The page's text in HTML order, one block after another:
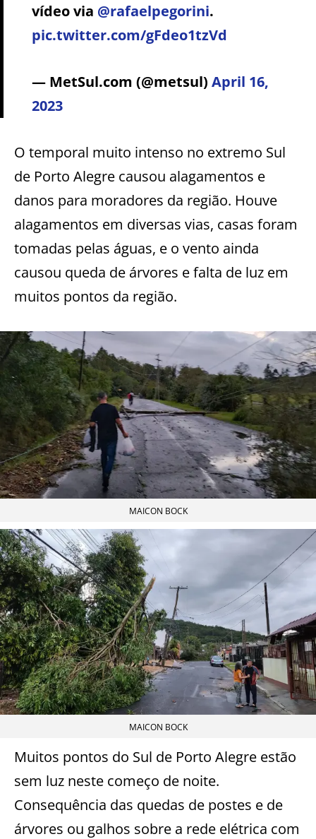
vídeo via @rafaelpegorini.
pic.twitter.com/gFdeo1tzVd
— MetSul.com (@metsul) April 16,
2023
O temporal muito intenso no extremo Sul
de Porto Alegre causou alagamentos e
danos para moradores da região. Houve
alagamentos em diversas vias, casas foram
tomadas pelas águas, e o vento ainda
causou queda de árvores e falta de luz em
muitos pontos da região.
MAICON BOCK
MAICON BOCK
Muitos pontos do Sul de Porto Alegre estão
sem luz neste começo de noite.
Consequência das quedas de postes e de
árvores ou galhos sobre a rede elétrica com